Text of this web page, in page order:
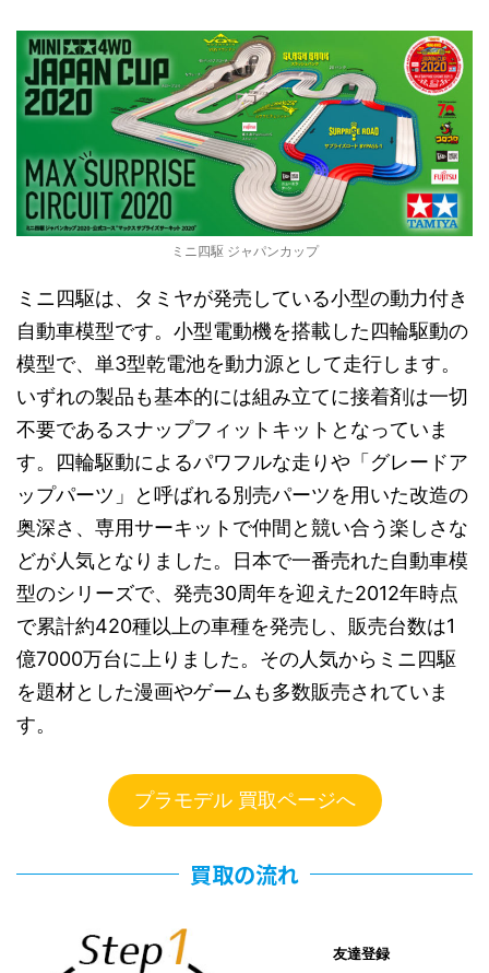
ミニ四駆 ジャパンカップ
ミニ四駆は、タミヤが発売している小型の動力付き
自動車模型です。小型電動機を搭載した四輪駆動の
模型で、単3型乾電池を動力源として走行します。
いずれの製品も基本的には組み立てに接着剤は一切
不要であるスナップフィットキットとなっていま
す。四輪駆動によるパワフルな走りや「グレードア
ップパーツ」と呼ばれる別売パーツを用いた改造の
奥深さ、専用サーキットで仲間と競い合う楽しさな
どが人気となりました。日本で一番売れた自動車模
型のシリーズで、発売30周年を迎えた2012年時点
で累計約420種以上の車種を発売し、販売台数は1
億7000万台に上りました。その人気からミニ四駆
を題材とした漫画やゲームも多数販売されていま
す。
プラモデル 買取ページへ
買取の流れ
友達登録